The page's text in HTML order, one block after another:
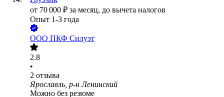
от 70 000 ₽ за месяц, до вычета налогов
Опыт 1-3 года
ООО ПКФ Силуэт
2.8
•
2 отзыва
Ярославль, р-н Ленинский
Можно без резюме